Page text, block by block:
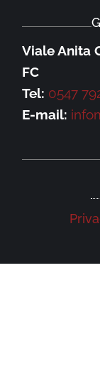
Viale Anita
FC
Tel: 0547
E-mail: